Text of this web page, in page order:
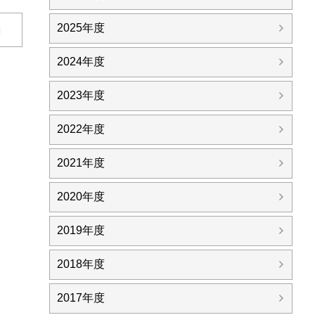
2025年度
2024年度
2023年度
2022年度
2021年度
2020年度
2019年度
2018年度
2017年度